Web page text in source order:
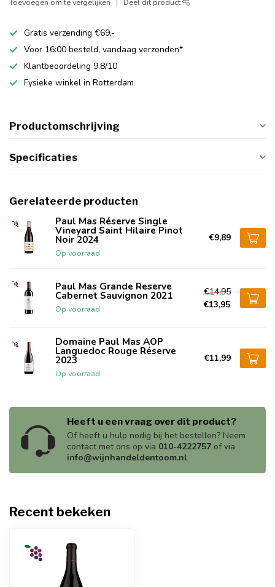
Toevoegen om te vergelijken Deel dit product
Gratis verzending €69,-
Voor 16:00 besteld, vandaag verzonden*
Klantbeoordeling 9.8/10
Fysieke winkel in Rotterdam
Productomschrijving
Specificaties
Gerelateerde producten
Paul Mas Réserve Single
Vineyard Saint Hilaire Pinot
Noir 2024
Op voorraad
€9,89
Paul Mas Grande Reserve
Cabernet Sauvignon 2021
Op voorraad
€14,95
€13,95
Domaine Paul Mas AOP
Languedoc Rouge Réserve
2023
Op voorraad
€11,99
Heeft u een vraag over dit product?
Of heeft u hulp nodig bij het bestellen? Neem
contact met ons op via 010-4222757 of via
info@wijnhandeldentoom.nl
Recent bekeken